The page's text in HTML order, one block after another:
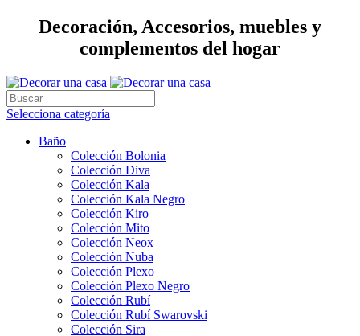
Decoración, Accesorios, muebles y
complementos del hogar
Selecciona categoría
Baño
Colección Bolonia
Colección Diva
Colección Kala
Colección Kala Negro
Colección Kiro
Colección Mito
Colección Neox
Colección Nuba
Colección Plexo
Colección Plexo Negro
Colección Rubí
Colección Rubí Swarovski
Colección Sira